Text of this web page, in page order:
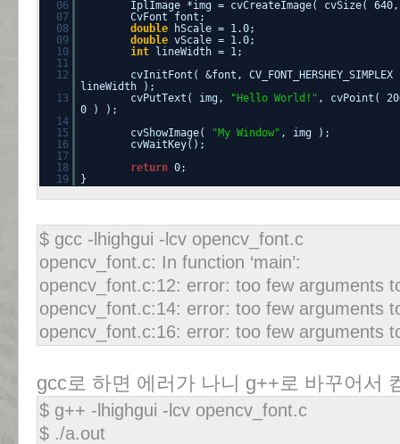
06
IplImage *img = cvCreateImage( cvSize(
07
CvFont font;
08
double
hScale = 1.0;
09
double vScale = 1.0;
10
int
lineWidth = 1;
11
12
cvInitFont( &font,
lineWidth );
13
cvPutText( img, "Hello World!" , cvPoint(
0 ) );
14
15
cvShowImage( "My Window" , img );
16
cvWaitKey();
17
18
return 0;
19
}
$ gcc -lhighgui -lcv opencv_font.c
opencv_font.c: In function ‘main’:
opencv_font.c:12: error: too few arguments
opencv_font.c:14: error: too few arguments
opencv_font.c:16: error: too few arguments
gcc로 하면 에러가 나니 g++로 바꾸어서
$ g++ -lhighgui -lcv opencv_font.c
$ ./a.out